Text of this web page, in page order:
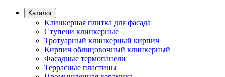
Каталог
Клинкерная плитка для фасада
Ступени клинкерные
Тротуарный клинкерный кирпич
Кирпич облицовочный клинкерный
Фасадные термопанели
Террасные пластины